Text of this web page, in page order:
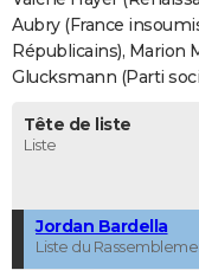
FORUM
Bricolage
Lifestyle
Culture
SportAuto
Television
Voyage
Cinema
Aubry (France
Républicains), Marion
Glucksmann (Parti
Tête de liste
Liste
Jordan Bardella
Liste du